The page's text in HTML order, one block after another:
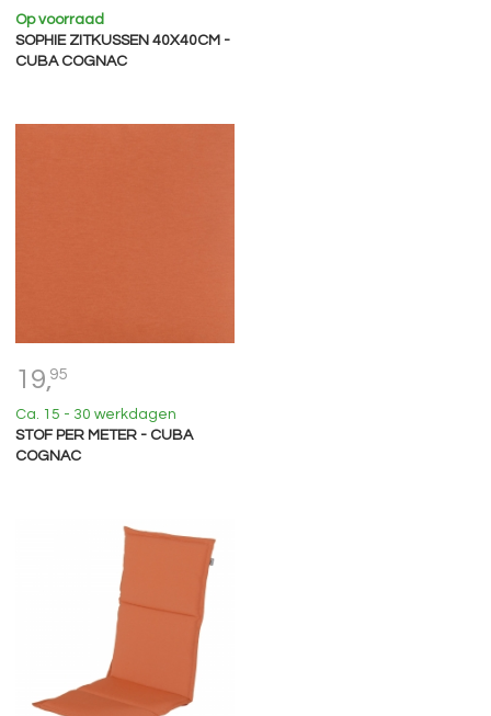
Op voorraad
SOPHIE ZITKUSSEN 40X40CM -
CUBA COGNAC
19,95
Ca. 15 - 30 werkdagen
STOF PER METER - CUBA
COGNAC